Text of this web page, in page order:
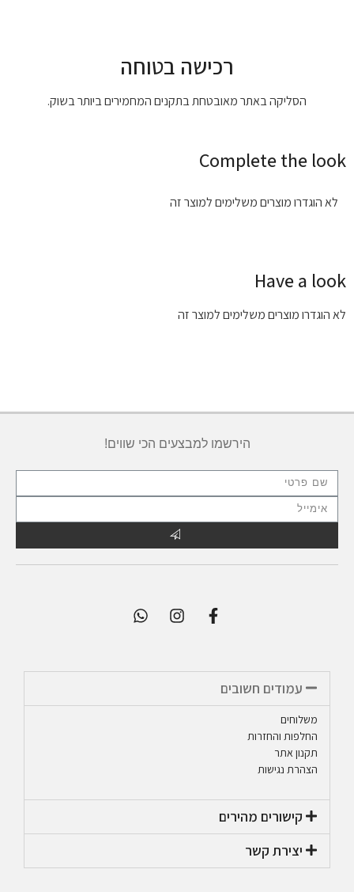
רכישה בטוחה
הסליקה באתר מאובטחת בתקנים המחמירים ביותר בשוק.
Complete the look
לא הוגדרו מוצרים משלימים למוצר זה
Have a look
לא הוגדרו מוצרים משלימים למוצר זה
הירשמו למבצעים הכי שווים!
עמודים חשובים
משלוחים
החלפות והחזרות
תקנון אתר
הצהרת נגישות
קישורים מהירים​
יצירת קשר​